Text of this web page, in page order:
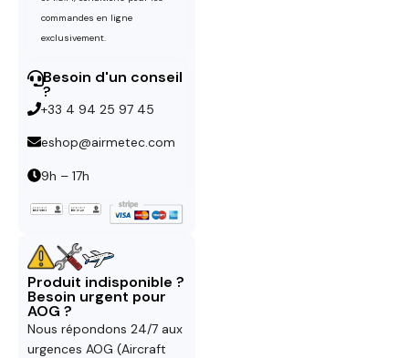
commandes en ligne
exclusivement.
Besoin d'un conseil
?
+33 4 94 25 97 45
eshop@airmetec.com
9h – 17h
Produit indisponible ?
Besoin urgent pour
AOG ?
Nous répondons 24/7 aux
urgences AOG (Aircraft